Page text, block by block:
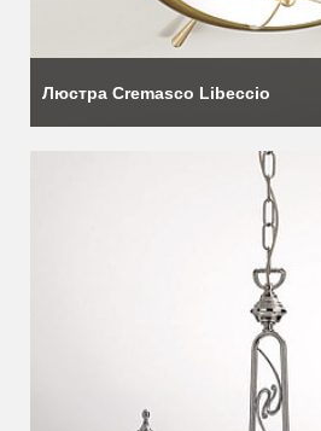
Люстра Cremasco Libeccio